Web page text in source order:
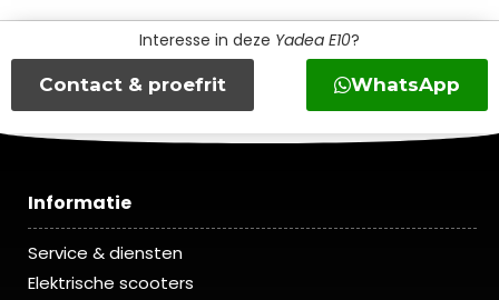
Interesse in deze Yadea E10?
Contact & proefrit
WhatsApp
Informatie
Service & diensten
Elektrische scooters